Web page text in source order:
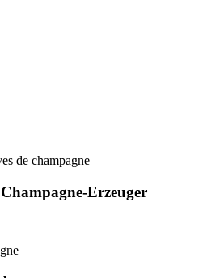
Erzeuger